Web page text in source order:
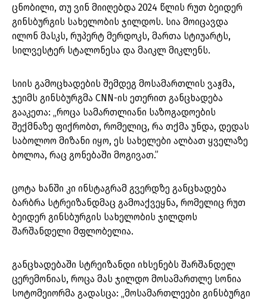
ცნობილი, თუ ვინ მიიღებდა 2024 წლის რუთ ბეიდერ
გინსბურგის სახელობის ჯილდოს. სია მოიცავდა
ილონ მასკს, რუპერტ მერდოკს, მართა სტიუარტს,
სილვესტერ სტალონესა და მაიკლ მიკლენს.
სიის გამოცხადების შემდეგ მოსამართლის ვაჟმა,
ჯეიმს გინსბურგმა CNN-ის ეთერით განცხადება
გააკეთა: „როცა სამართლიანი საზოგადოების
შექმნაზე ფიქრობთ, რომელიც, რა თქმა უნდა, დედას
საბოლოო მიზანი იყო, ეს სახელები ალბათ ყველაზე
ბოლოა, რაც გონებაში მოგივათ.”
ცოტა ხანში კი ინსტაგრამ გვერდზე განცხადება
ბარბრა სტრეიზანდმაც გამოაქვეყნა, რომელიც რუთ
ბეიდერ გინსბურგის სახელობის ჯილდოს
შარშანდელი მფლობელია.
განცხადებაში სტრეიზანდი იხსენებს შარშანდელ
ცერემონიას, როცა მას ჯილდო მოსამართლე სონია
სოტომეიორმა გადასცა: „მოსამართლეები გინსბურგი